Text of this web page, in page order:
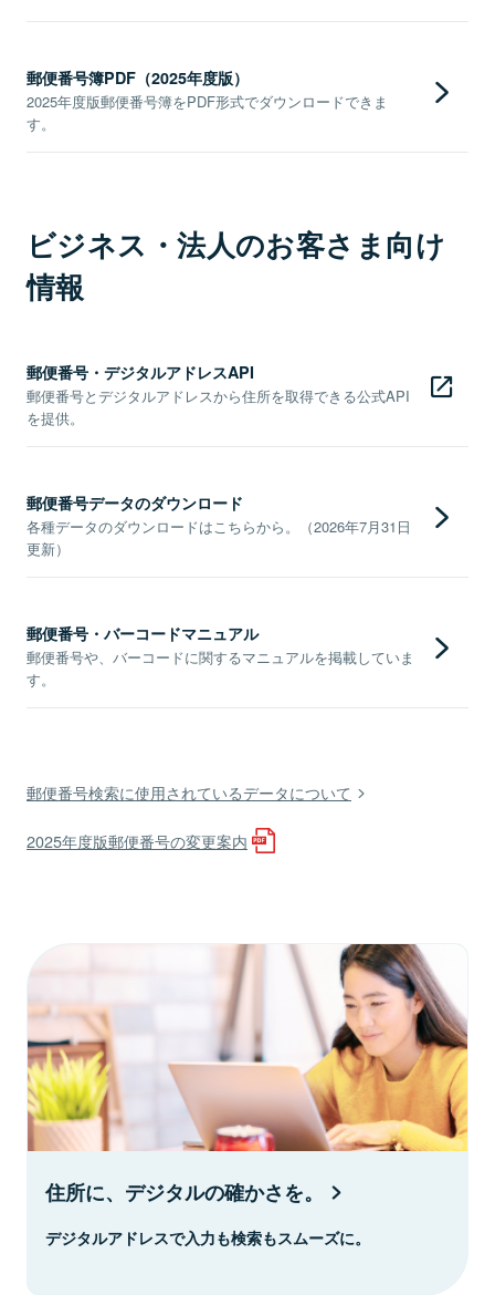
郵便番号簿PDF（2025年度版）
2025年度版郵便番号簿をPDF形式でダウンロードできま
す。
ビジネス・法人のお客さま向け
情報
郵便番号・デジタルアドレスAPI
郵便番号とデジタルアドレスから住所を取得できる公式API
を提供。
郵便番号データのダウンロード
各種データのダウンロードはこちらから。（2026年7月31日
更新）
郵便番号・バーコードマニュアル
郵便番号や、バーコードに関するマニュアルを掲載していま
す。
郵便番号検索に使用されているデータについて
2025年度版郵便番号の変更案内
住所に、デジタルの確かさを。
デジタルアドレスで入力も検索もスムーズに。